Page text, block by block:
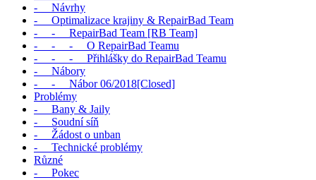
- Návrhy
- Optimalizace krajiny & RepairBad Team
- - RepairBad Team [RB Team]
- - - O RepairBad Teamu
- - - Přihlášky do RepairBad Teamu
- Nábory
- - Nábor 06/2018[Closed]
Problémy
- Bany & Jaily
- Soudní síň
- Žádost o unban
- Technické problémy
Různé
- Pokec